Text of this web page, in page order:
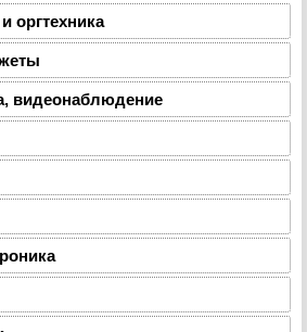
оргтехника
видеонаблюдение